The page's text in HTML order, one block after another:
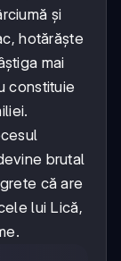
și
hotărăște
mai
constituie
brutal
că are
lui Lică,